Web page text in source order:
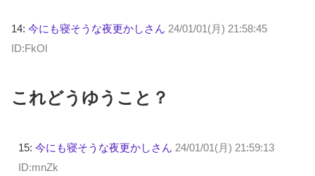
14: 今にも寝そうな夜更かしさん 24/01/01(月) 21:58:45
ID:FkOl
これどうゆうこと？
15: 今にも寝そうな夜更かしさん 24/01/01(月) 21:59:13
ID:mnZk